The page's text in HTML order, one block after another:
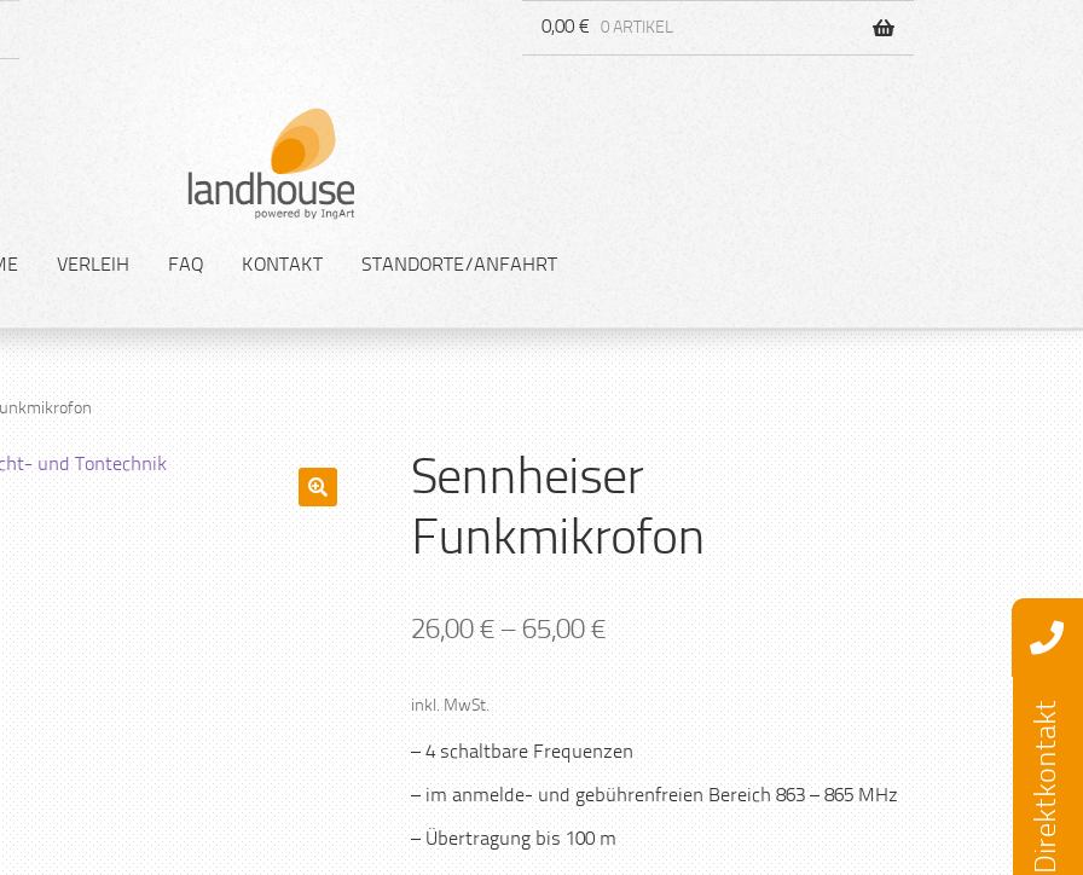
0,00€ 0 ARTIKEL
VERLEIH FAQ KONTAKT STANDORTE/ANFAHRT
🔍
Sennheiser
Funkmikrofon
26,00€–65,00€
inkl. MwSt.
– 4 schaltbare Frequenzen
– im anmelde- und gebührenfreien Bereich 863 – 865 MHz
– Übertragung bis 100 m Direktkontakt